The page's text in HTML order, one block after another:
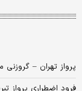
پرواز تهران –
فرود اضطراری پرواز